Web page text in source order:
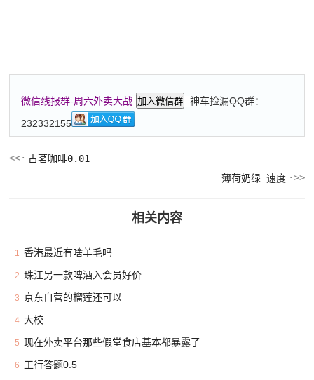
微信线报群-周六外卖大战 加入微信群
神车捡漏QQ群：
232332155
古茗咖啡0.01
薄荷奶绿 速度
相关内容
1 香港最近有啥羊毛吗
2 珠江另一款啤酒入会员好价
3 京东自营的榴莲还可以
4 大校
5 现在外卖平台那些假堂食店基本都暴露了
6 工行答题0.5